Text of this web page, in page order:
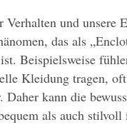
und unsere
das als
Beispielsweise
Kleidung tragen,
Daher kann die
als auch stilvoll